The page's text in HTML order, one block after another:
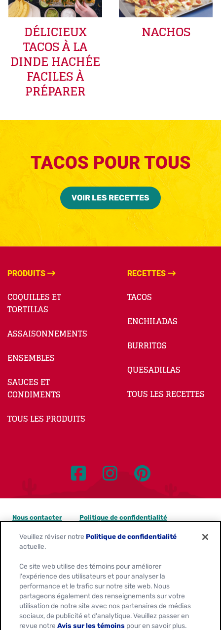
DÉLICIEUX
TACOS À LA
DINDE HACHÉE
FACILES À
PRÉPARER
NACHOS
TACOS POUR TOUS
VOIR LES RECETTES
PRODUITS
COQUILLES ET
TORTILLAS
ASSAISONNEMENTS
ENSEMBLES
SAUCES ET
CONDIMENTS
TOUS LES PRODUITS
RECETTES
TACOS
ENCHILADAS
BURRITOS
QUESADILLAS
TOUS LES RECETTES
Nous contacter Politique de confidentialité
Avis sur les témoins
Demandes de confidentialité des données
Conditions d'utilisation
Veuillez réviser notre Politique de confidentialité
actuelle.
Ce site web utilise des témoins pour améliorer
l'expérience des utilisateurs et pour analyser la
performance et le trafic sur notre site web. Nous
partageons également des renseignements sur votre
utilisation de notre site avec nos partenaires de médias
sociaux, de publicité et d'analytique. Veuillez passer en
revue notreAvis sur les témoins pour en savoir plus.